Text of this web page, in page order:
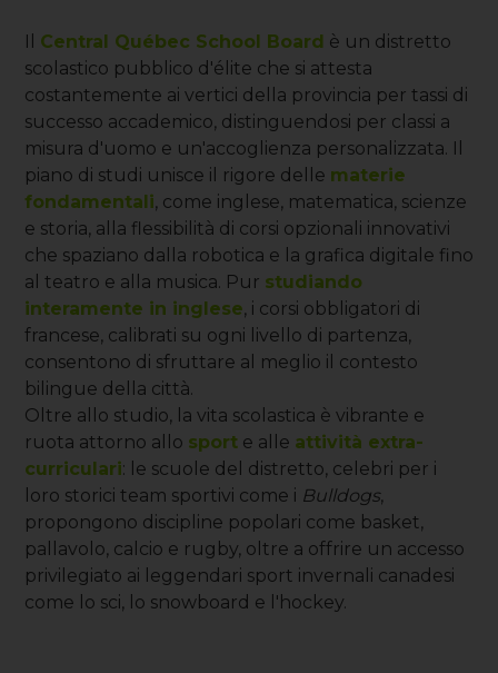
Central Québec School Board è un distretto
scolastico pubblico d'élite che si attesta
costantemente ai vertici della provincia per tassi di
successo accademico, distinguendosi per classi a
misura d'uomo e un'accoglienza personalizzata. Il
piano di studi unisce il rigore delle materie
fondamentali, come inglese, matematica, scienze
e storia, alla flessibilità di corsi opzionali innovativi
che spaziano dalla robotica e la grafica digitale fino
al teatro e alla musica. Pur studiando
interamente in inglese, i corsi obbligatori di
francese, calibrati su ogni livello di partenza,
consentono di sfruttare al meglio il contesto
bilingue della città.
Oltre allo studio, la vita scolastica è vibrante e
ruota attorno allo sport e alle attività extra-
curriculari: le scuole del distretto, celebri per i
loro storici team sportivi come i Bulldogs,
propongono discipline popolari come basket,
pallavolo, calcio e rugby, oltre a offrire un accesso
privilegiato ai leggendari sport invernali canadesi
come lo sci, lo snowboard e l'hockey.